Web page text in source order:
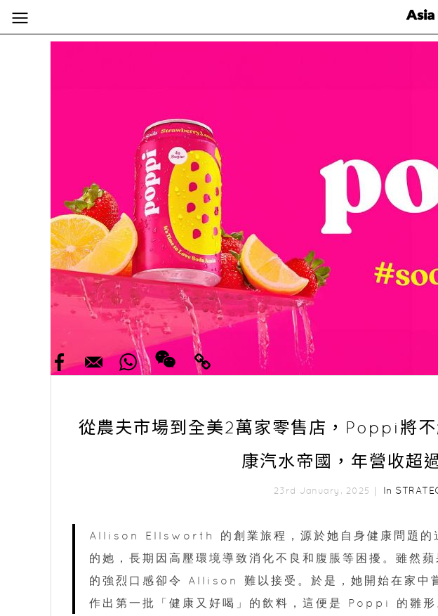
從農夫市場到全美2萬家零售店，Poppi將
康汽水帝國，年營收超
23rd January, 2025｜ In
Allison Ellsworth 的創業旅程，源於她自身健康問題的
的她，長期因高壓環境導致消化不良和腹脹等困擾。雖然
的強烈口感卻令 Allison 難以接受。於是，她開始在家中
作出第一批「健康又好喝」的飲料，這便是 Poppi 的雛形